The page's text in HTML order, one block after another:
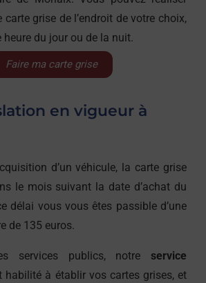
grise de l’endroit de votre choix,
heure du jour ou de la nuit.
Faire ma carte grise
en vigueur à
d’un véhicule, la carte grise
le mois suivant la date d’achat du
délai vous vous êtes passible d’une
de 135 euros.
services publics, notre service
habilité à établir vos cartes grises, et